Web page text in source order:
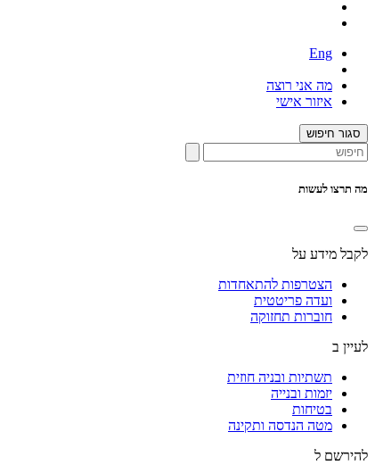
Eng
מה אני רוצה
איזור אישי
סגור חיפוש
מה תרצו לעשות
לקבל מידע על
הצטרפות להתאחדות
ועדה פריטטית
חוברות תחזוקה
לעיין ב
תשתיות ובניה חוזית
יזמות ובנייה
בטיחות
מטה הנדסה ותקינה
להירשם ל